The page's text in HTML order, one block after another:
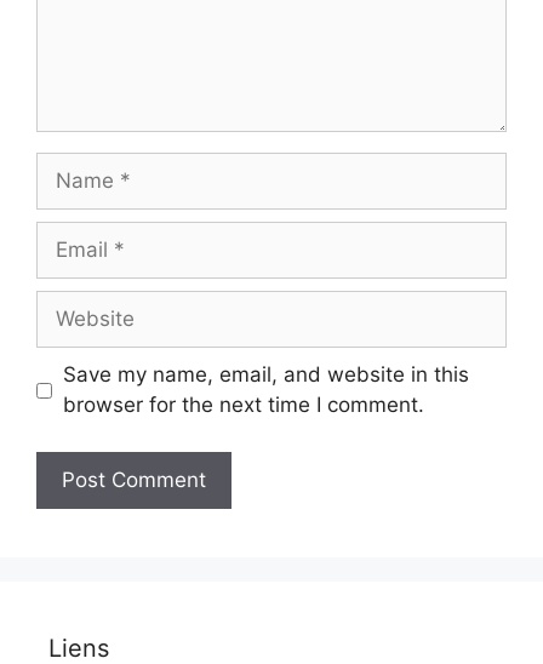
Name
Email
Website
Save my name, email, and website in this
browser for the next time I comment.
Liens